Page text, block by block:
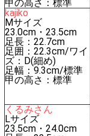
甲の高さ：標準
kajiko
Mサイズ
23.0cm・23.5cm
足長：22.7cm
足囲：22.3cm/ワイ
ズ：D(細め)
足幅：9.3cm/標準
甲の高さ：標準
くるみさん
Lサイズ
23.5cm・24.0cm